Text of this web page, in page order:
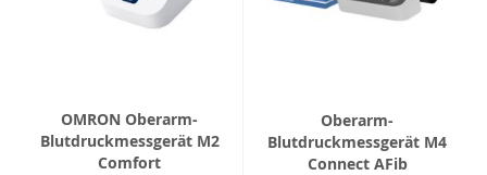
OMRON Oberarm-
Blutdruckmessgerät M2
Comfort
Oberarm-
Blutdruckmessgerät M4
Connect AFib